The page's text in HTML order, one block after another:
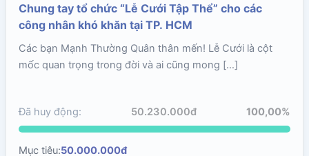
Chung tay tổ chức “Lễ Cưới Tập Thể” cho các
công nhân khó khăn tại TP. HCM
Các bạn Mạnh Thường Quân thân mến! Lễ Cưới là cột
mốc quan trọng trong đời và ai cũng mong […]
Đã huy động: 50.230.000đ 100,00%
Mục tiêu:50.000.000đ